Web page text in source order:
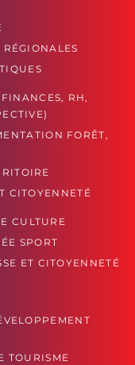
RH,
FORÊT,
CITOYENNETÉ
CULTURE
SPORT
ET CITOYENNETÉ
TOURISME